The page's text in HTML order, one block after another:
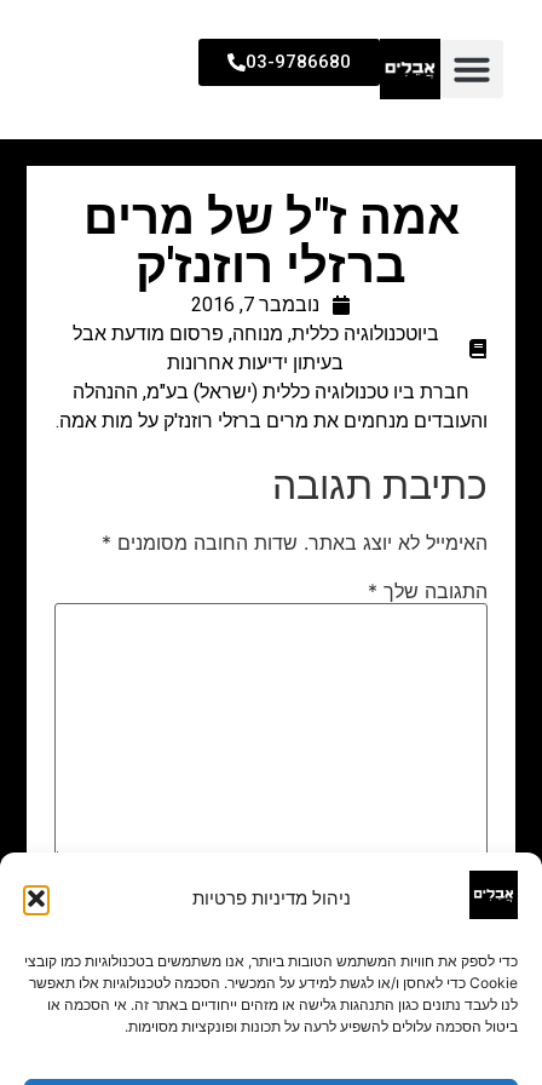
ניהול מדיניות פרטיות
כדי לספק את חוויות המשתמש הטובות ביותר, אנו משתמשים בטכנולוגיות כמו קובצי
Cookie כדי לאחסן ו/או לגשת למידע על המכשיר. הסכמה לטכנולוגיות אלו תאפשר
לנו לעבד נתונים כגון התנהגות גלישה או מזהים ייחודיים באתר זה. אי הסכמה או
ביטול הסכמה עלולים להשפיע לרעה על תכונות ופונקציות מסוימות.
03-9786680
אמה ז"ל של מרים
ברזלי רוזנז'ק
נובמבר 7, 2016
ביוטכנולוגיה כללית, מנוחה, פרסום מודעת אבל
בעיתון ידיעות אחרונות
חברת ביו טכנולוגיה כללית (ישראל) בע"מ, ההנהלה
והעובדים מנחמים את מרים ברזלי רוזנז'ק על מות אמה.
כתיבת תגובה
האימייל לא יוצג באתר. שדות החובה מסומנים *
התגובה שלך *
שם
אימייל*